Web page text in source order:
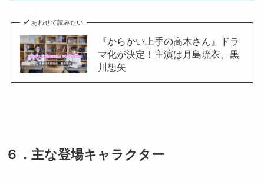
あわせて読みたい
『からかい上手の高木さん』ドラ
マ化が決定！主演は月島琉衣、黒
川想矢
６．主な登場キャラクター